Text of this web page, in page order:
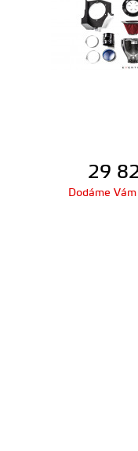
29
Dodáme